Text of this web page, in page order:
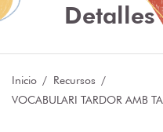
Detalles
Inicio
Recursos
VOCABULARI TARDOR AMB